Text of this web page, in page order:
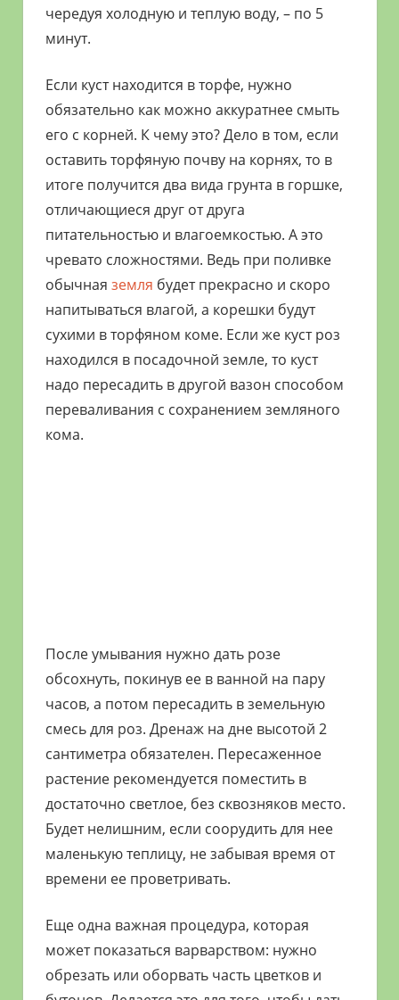
чередуя холодную и теплую воду, – по 5
минут.
Если куст находится в торфе, нужно
обязательно как можно аккуратнее смыть
его с корней. К чему это? Дело в том, если
оставить торфяную почву на корнях, то в
итоге получится два вида грунта в горшке,
отличающиеся друг от друга
питательностью и влагоемкостью. А это
чревато сложностями. Ведь при поливке
обычная земля будет прекрасно и скоро
напитываться влагой, а корешки будут
сухими в торфяном коме. Если же куст роз
находился в посадочной земле, то куст
надо пересадить в другой вазон способом
переваливания с сохранением земляного
кома.
После умывания нужно дать розе
обсохнуть, покинув ее в ванной на пару
часов, а потом пересадить в земельную
смесь для роз. Дренаж на дне высотой 2
сантиметра обязателен. Пересаженное
растение рекомендуется поместить в
достаточно светлое, без сквозняков место.
Будет нелишним, если соорудить для нее
маленькую теплицу, не забывая время от
времени ее проветривать.
Еще одна важная процедура, которая
может показаться варварством: нужно
обрезать или оборвать часть цветков и